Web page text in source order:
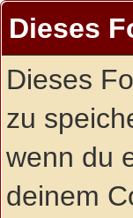
Dieses
Dieses
zu
wenn du
deinem